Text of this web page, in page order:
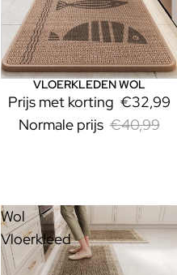
UitverkoopVLOERKLEDEN WOL
Prijs met korting €32,99
Normale prijs €40,99
Wol
Vloerkleed